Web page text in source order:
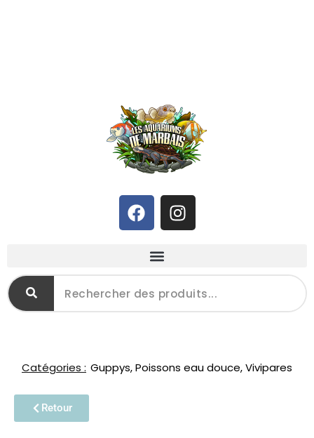
Catégories : Guppys,Poissons eau douce,Vivipares
Retour